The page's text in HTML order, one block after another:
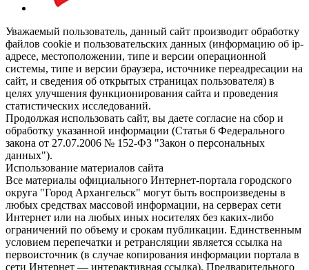
Уважаемый пользователь, данный сайт производит обработку
файлов cookie и пользовательских данных (информацию об ip-
адресе, местоположении, типе и версии операционной
системы, типе и версии браузера, источнике переадресации на
сайт, и сведения об открытых страницах пользователя) в
целях улучшения функционирования сайта и проведения
статистических исследований.
Продолжая использовать сайт, вы даете согласие на сбор и
обработку указанной информации (Статья 6 Федерального
закона от 27.07.2006 № 152-ФЗ "Закон о персональных
данных").
Использование материалов сайта
Все материалы официального Интернет-портала городского
округа "Город Архангельск" могут быть воспроизведены в
любых средствах массовой информации, на серверах сети
Интернет или на любых иных носителях без каких-либо
ограничений по объему и срокам публикации. Единственным
условием перепечатки и ретрансляции является ссылка на
первоисточник (в случае копирования информации портала в
сети Интернет — интерактивная ссылка). Предварительного